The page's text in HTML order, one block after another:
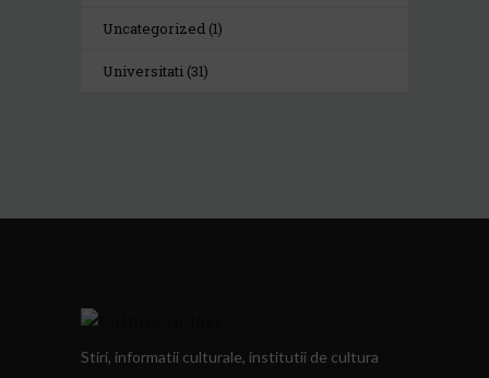
Uncategorized (1)
Universitati (31)
Stiri, informatii culturale, institutii de cultura